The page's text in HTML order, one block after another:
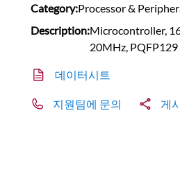
Category:Processor &
Description:Microcontroller,
20MHz, PQFP129
데이터시트
지원팀에 문의 게